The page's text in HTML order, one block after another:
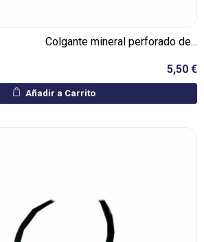
Colgante mineral perforado de...
5,50 €
Añadir a Carrito